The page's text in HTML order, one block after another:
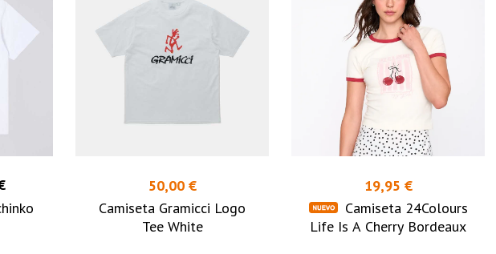
50,00 €
Camiseta Gramicci Logo
Tee White
19,95 €
Camiseta 24Colours
Life Is A Cherry Bordeaux